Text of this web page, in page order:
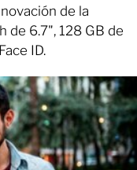
de la
de 6.7", 128 GB de
ID.